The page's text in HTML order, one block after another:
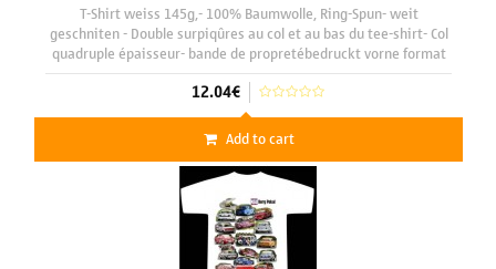
T-Shirt weiss 145g,- 100% Baumwolle, Ring-Spun- weit
geschniten - Double surpiqûres au col et au bas du tee-shirt- Col
quadruple épaisseur- bande de propretébedruckt vorne format
A3 29 x 42 cm mit motiv "Gr. CN 2009"
12.04€
Add to cart